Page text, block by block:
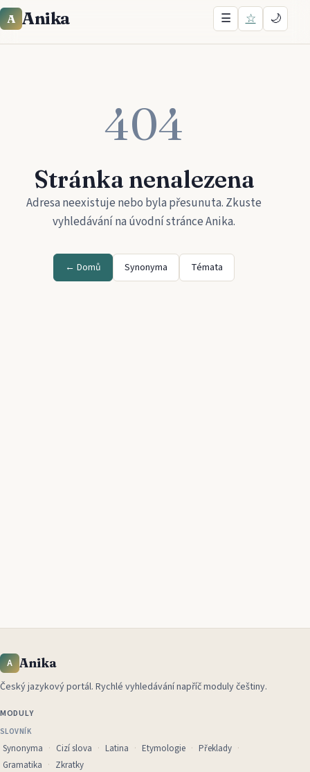
A Anika ☰ ☆ 🌙
404
Stránka nenalezena
Adresa neexistuje nebo byla přesunuta. Zkuste
vyhledávání na úvodní stránceAnika.
← Domů Synonyma Témata
A Anika
Český jazykový portál. Rychlé vyhledávání napříč moduly češtiny.
MODULY
SLOVNÍK
Synonyma Cizí slova Latina Etymologie
Překlady
Gramatika
Zkratky